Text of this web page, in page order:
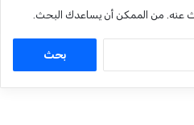
عنه. من الممكن أن يساعدك البحث.